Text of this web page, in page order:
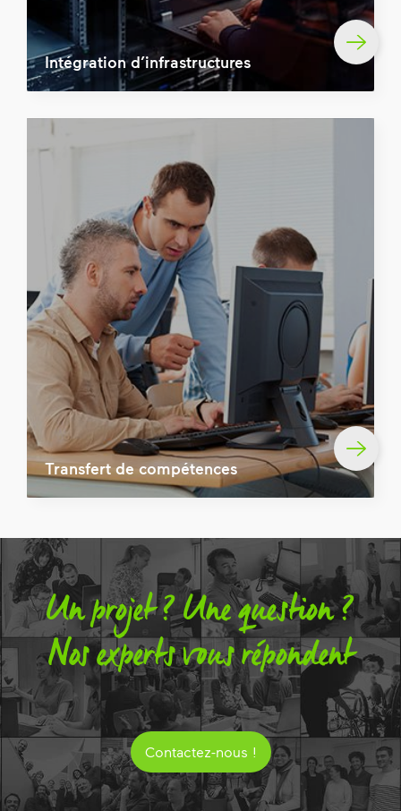
Intégration d’infrastructures
Transfert de compétences
Un projet ? Une question ?
Nos experts vous répondent
Contactez-nous !